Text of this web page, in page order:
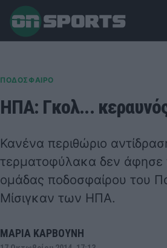
ΠΟΔΟΣΦΑΙΡΟ
ΗΠΑ: Γκολ...
Κανένα περιθώριο
τερματοφύλακα δεν άφησε
ομάδας ποδοσφαίρου του
Μίσιγκαν των ΗΠΑ.
ΜΑΡΙΑ ΚΑΡΒΟΥΝΗ